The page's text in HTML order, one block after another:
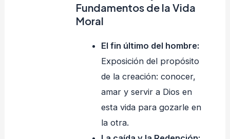
Fundamentos de la Vida
Moral
El fin último del hombre:
Exposición del propósito
de la creación: conocer,
amar y servir a Dios en
esta vida para gozarle en
la otra.